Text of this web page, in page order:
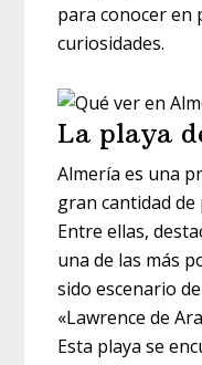
para conocer en
curiosidades.
La playa
Almería es una
gran cantidad de
Entre ellas,
una de las más
sido escenario
«Lawrence de
Esta playa se